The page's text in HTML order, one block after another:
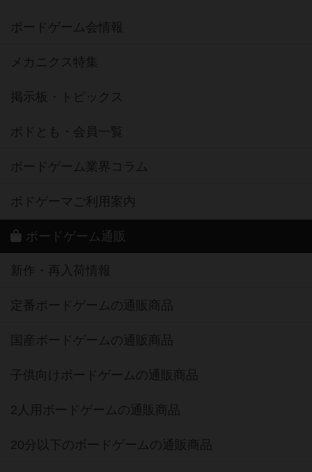
ボードゲーム会情報
メカニクス特集
掲示板・トピックス
ボドとも・会員一覧
ボードゲーム業界コラム
ボドゲーマご利用案内
ボードゲーム通販
新作・再入荷情報
定番ボードゲームの通販商品
国産ボードゲームの通販商品
子供向けボードゲームの通販商品
2人用ボードゲームの通販商品
20分以下のボードゲームの通販商品